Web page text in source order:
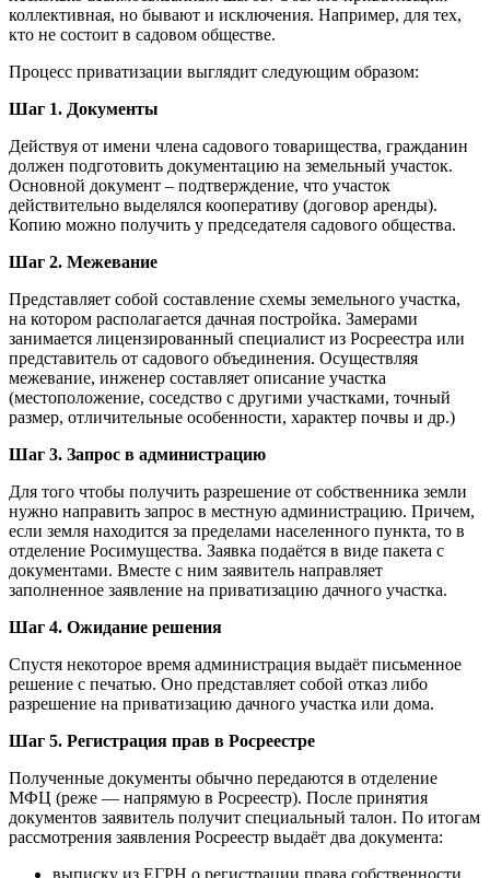
коллективная, но бывают и исключения. Например, для тех,
кто не состоит в садовом обществе.
Процесс приватизации выглядит следующим образом:
Шаг 1. Документы
Действуя от имени члена садового товарищества, гражданин
должен подготовить документацию на земельный участок.
Основной документ – подтверждение, что участок
действительно выделялся кооперативу (договор аренды).
Копию можно получить у председателя садового общества.
Шаг 2. Межевание
Представляет собой составление схемы земельного участка,
на котором располагается дачная постройка. Замерами
занимается лицензированный специалист из Росреестра или
представитель от садового объединения. Осуществляя
межевание, инженер составляет описание участка
(местоположение, соседство с другими участками, точный
размер, отличительные особенности, характер почвы и др.)
Шаг 3. Запрос в администрацию
Для того чтобы получить разрешение от собственника земли
нужно направить запрос в местную администрацию. Причем,
если земля находится за пределами населенного пункта, то в
отделение Росимущества. Заявка подаётся в виде пакета с
документами. Вместе с ним заявитель направляет
заполненное заявление на приватизацию дачного участка.
Шаг 4. Ожидание решения
Спустя некоторое время администрация выдаёт письменное
решение с печатью. Оно представляет собой отказ либо
разрешение на приватизацию дачного участка или дома.
Шаг 5. Регистрация прав в Росреестре
Полученные документы обычно передаются в отделение
МФЦ (реже — напрямую в Росреестр). После принятия
документов заявитель получит специальный талон. По итогам
рассмотрения заявления Росреестр выдаёт два документа:
выписку из ЕГРН о регистрации права собственности